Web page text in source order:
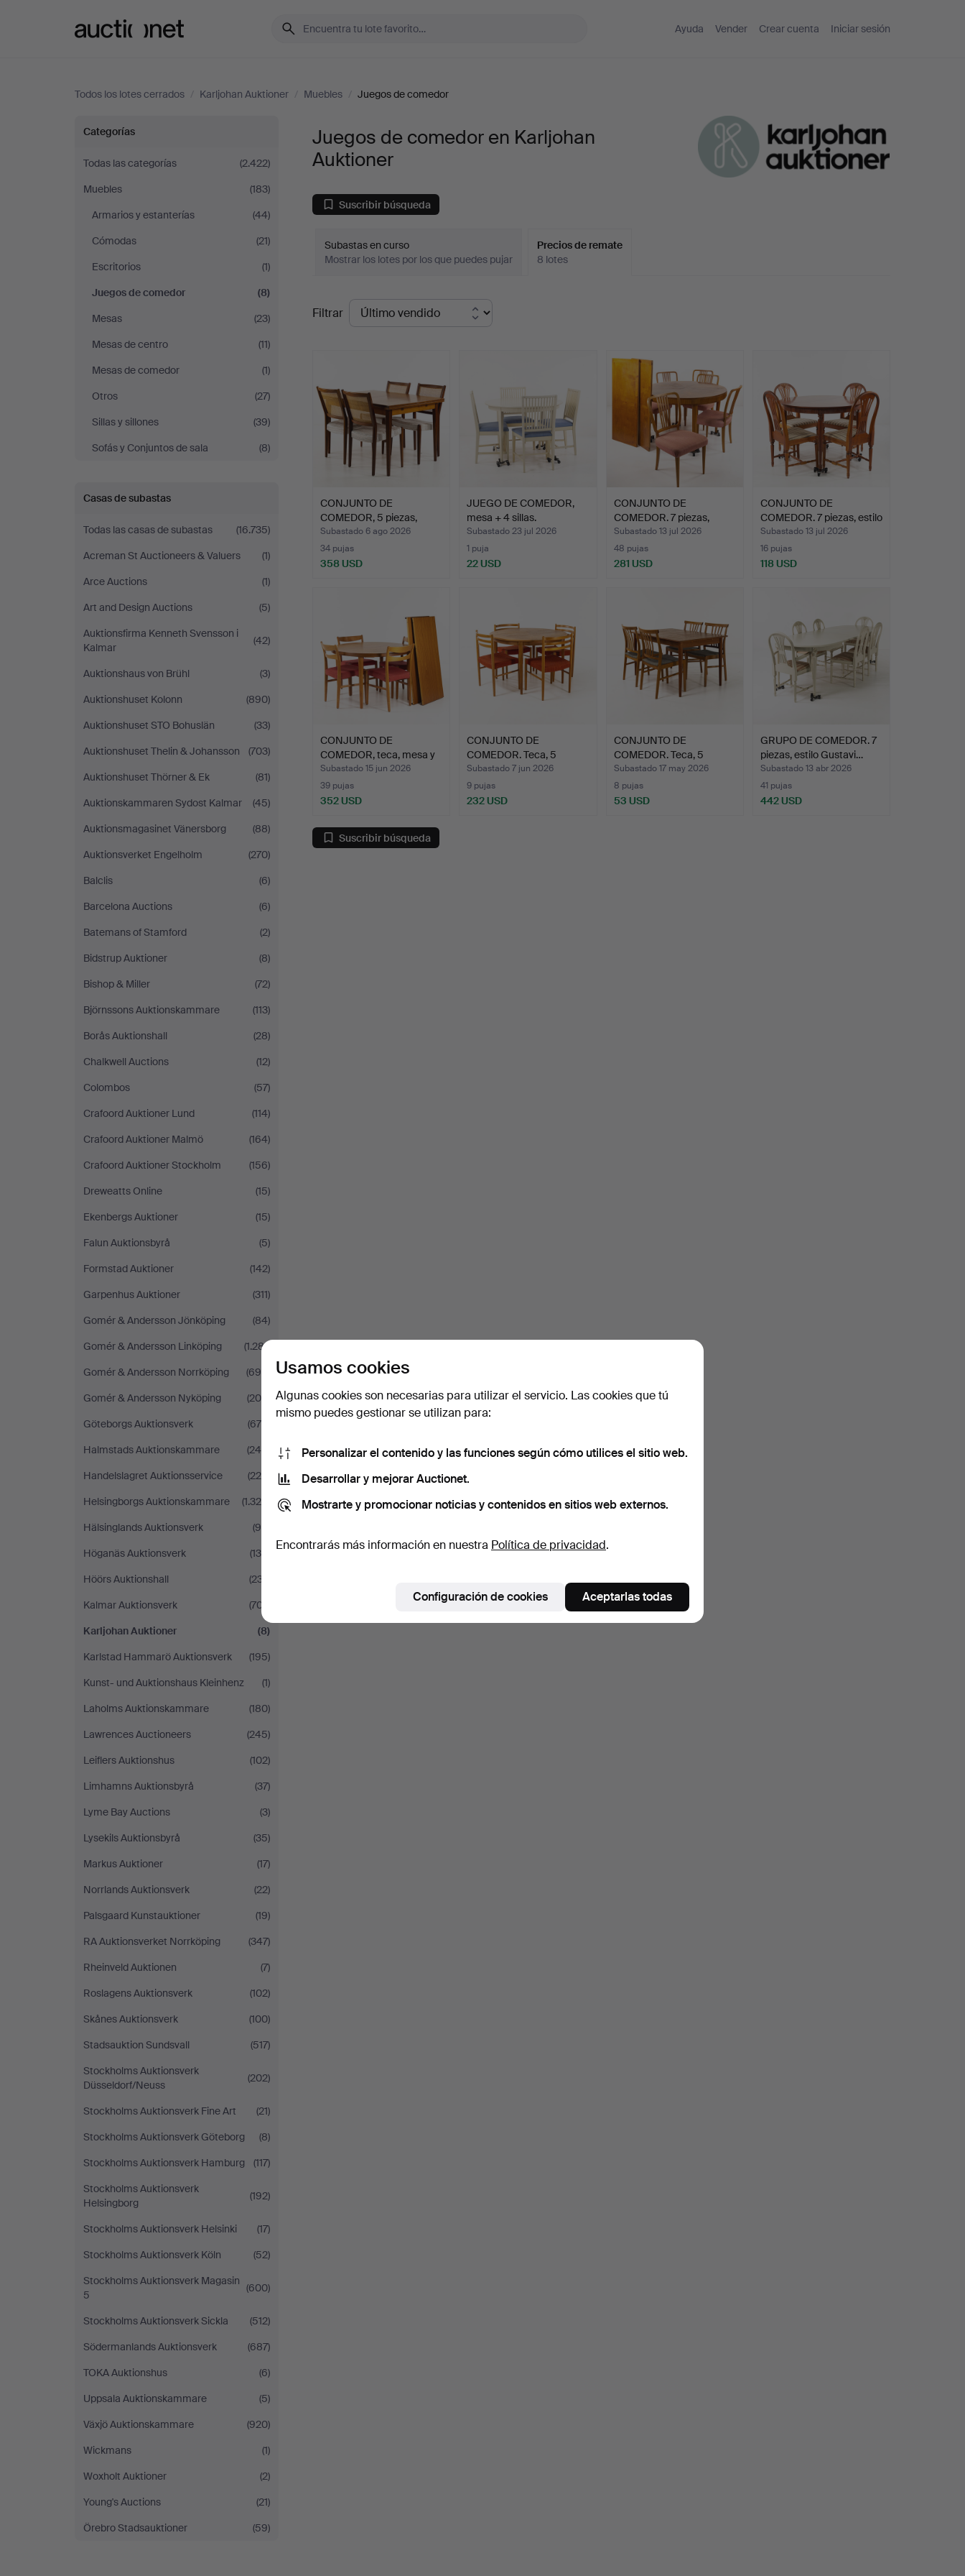
Ayuda Vender Crear cuenta Iniciar sesión
Todos los lotes cerrados / Karljohan Auktioner / Muebles / Juegos de comedor
Juegos
de
comedor
en
Karljohan
Auktioner
Categorías
Todas las categorías
(2.422)
Muebles
(183)
Armarios y estanterías
(44)
Cómodas
(21)
Escritorios
(1)
Juegos de comedor
(8)
Mesas
(23)
Mesas de centro
(11)
Mesas de comedor
(1)
Otros
(27)
Sillas y sillones
(39)
Sofás y Conjuntos de sala
(8)
Casas de subastas
Todas las casas de subastas
(16.735)
Acreman St Auctioneers & Valuers
(1)
Arce Auctions
(1)
Art and Design Auctions
(5)
Auktionsfirma Kenneth Svensson i
Kalmar
(42)
Auktionshaus von Brühl
(3)
Auktionshuset Kolonn
(890)
Auktionshuset STO Bohuslän
(33)
Auktionshuset Thelin & Johansson
(703)
Auktionshuset Thörner & Ek
(81)
Auktionskammaren Sydost Kalmar
(45)
Auktionsmagasinet Vänersborg
(88)
Auktionsverket Engelholm
(270)
Balclis
(6)
Barcelona Auctions
(6)
Batemans of Stamford
(2)
Bidstrup Auktioner
(8)
Bishop & Miller
(72)
Björnssons Auktionskammare
(113)
Borås Auktionshall
(28)
Chalkwell Auctions
(12)
Colombos
(57)
Crafoord Auktioner Lund
(114)
Crafoord Auktioner Malmö
(164)
Crafoord Auktioner Stockholm
(156)
Dreweatts Online
(15)
Ekenbergs Auktioner
(15)
Falun Auktionsbyrå
(5)
Formstad Auktioner
(142)
Garpenhus Auktioner
(311)
Gomér & Andersson Jönköping
(84)
Gomér & Andersson Linköping
(1.281)
Gomér & Andersson Norrköping
(694)
Gomér & Andersson Nyköping
(206)
Göteborgs Auktionsverk
(679)
Halmstads Auktionskammare
(245)
Handelslagret Auktionsservice
(220)
Helsingborgs Auktionskammare
(1.329)
Hälsinglands Auktionsverk
(99)
Höganäs Auktionsverk
(134)
Höörs Auktionshall
(237)
Kalmar Auktionsverk
(707)
Karljohan Auktioner
(8)
Karlstad Hammarö Auktionsverk
(195)
Kunst- und Auktionshaus Kleinhenz
(1)
Laholms Auktionskammare
(180)
Lawrences Auctioneers
(245)
Leiflers Auktionshus
(102)
Limhamns Auktionsbyrå
(37)
Lyme Bay Auctions
(3)
Lysekils Auktionsbyrå
(35)
Markus Auktioner
(17)
Norrlands Auktionsverk
(22)
Palsgaard Kunstauktioner
(19)
RA Auktionsverket Norrköping
(347)
Rheinveld Auktionen
(7)
Roslagens Auktionsverk
(102)
Skånes Auktionsverk
(100)
Stadsauktion Sundsvall
(517)
Stockholms Auktionsverk
Düsseldorf/Neuss
(202)
Stockholms Auktionsverk Fine Art
(21)
Stockholms Auktionsverk Göteborg
(8)
Stockholms Auktionsverk Hamburg
(117)
Stockholms Auktionsverk
Helsingborg
(192)
Stockholms Auktionsverk Helsinki
(17)
Stockholms Auktionsverk Köln
(52)
Stockholms Auktionsverk Magasin
5
(600)
Stockholms Auktionsverk Sickla
(512)
Södermanlands Auktionsverk
(687)
TOKA Auktionshus
(6)
Uppsala Auktionskammare
(5)
Växjö Auktionskammare
(920)
Wickmans
(1)
Woxholt Auktioner
(2)
Young's Auctions
(21)
Örebro Stadsauktioner
(59)
Juegos de comedor en Karljohan
Auktioner
Suscribir búsqueda
Subastas en curso
Mostrar los lotes por los que puedes pujar
Precios de remate
8 lotes
Precios
de
Filtrar
CONJUNTO DE
COMEDOR, 5 piezas,
nogal, Skar…
Subastado 6 ago 2026
34 pujas
358 USD
JUEGO DE COMEDOR,
mesa + 4 sillas.
Subastado 23 jul 2026
1 puja
22 USD
CONJUNTO DE
COMEDOR. 7 piezas,
caoba, años…
Subastado 13 jul 2026
48 pujas
281 USD
CONJUNTO DE
COMEDOR. 7 piezas, estilo
gust…
Subastado 13 jul 2026
16 pujas
118 USD
CONJUNTO DE
COMEDOR, teca, mesa y
4 sillas.
Subastado 15 jun 2026
39 pujas
352 USD
CONJUNTO DE
COMEDOR. Teca, 5
piezas.
Subastado 7 jun 2026
9 pujas
232 USD
CONJUNTO DE
COMEDOR. Teca, 5
piezas, años …
Subastado 17 may 2026
8 pujas
53 USD
GRUPO DE COMEDOR. 7
piezas, estilo Gustavi…
Subastado 13 abr 2026
41 pujas
442 USD
Suscribir búsqueda
Usamos cookies
Algunas cookies son necesarias para utilizar el servicio. Las cookies que tú
mismo puedes gestionar se utilizan para:
Personalizar el contenido y las funciones según cómo utilices el sitio web.
Desarrollar y mejorar Auctionet.
Mostrarte y promocionar noticias y contenidos en sitios web externos.
Encontrarás más información en nuestra Política de privacidad.
Configuración de cookies Aceptarlas todas